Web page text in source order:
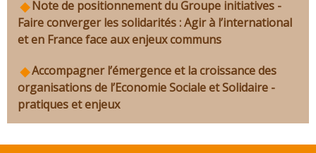
Note de positionnement du Groupe initiatives -
Faire converger les solidarités : Agir à l’international
et en France face aux enjeux communs
Accompagner l’émergence et la croissance des
organisations de l’Economie Sociale et Solidaire -
pratiques et enjeux